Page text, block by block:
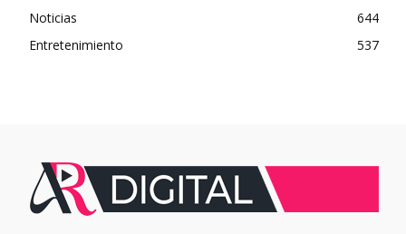
Noticias
644
Entretenimiento
537